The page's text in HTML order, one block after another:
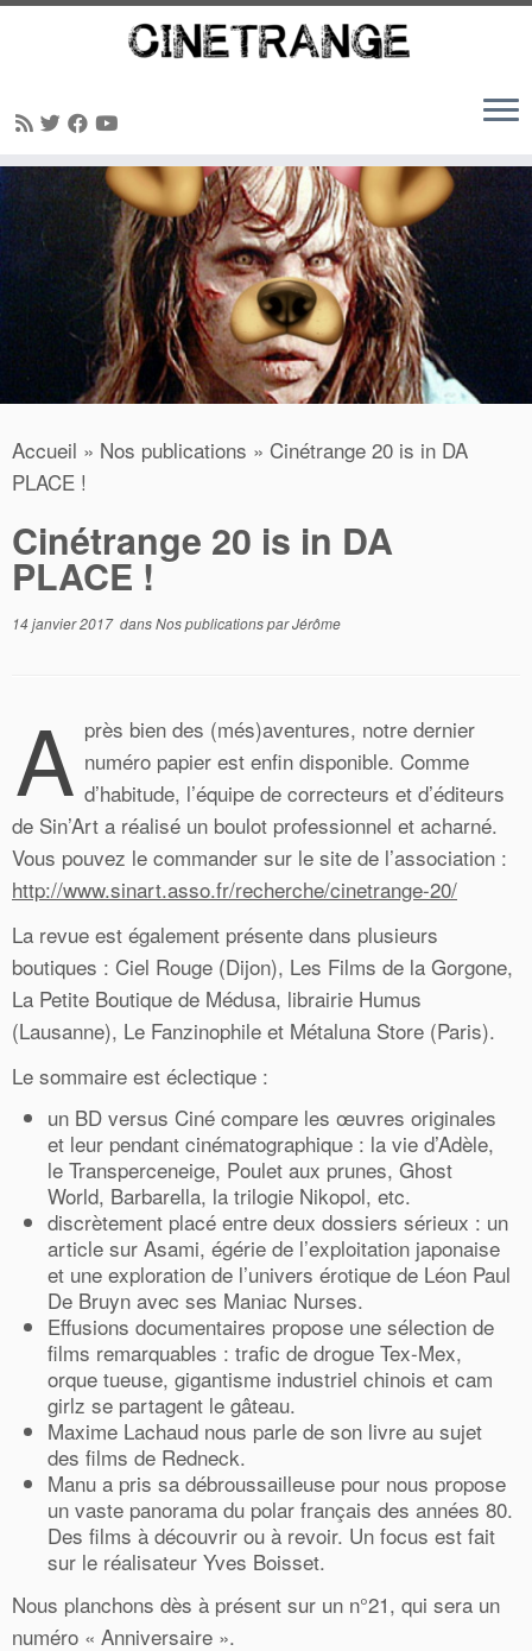
Passer
au
contenu
Accueil » Nos publications » Cinétrange 20 is in DA
PLACE !
Cinétrange 20 is in DA
PLACE !
14 janvier 2017dansNos publicationsparJérôme
A près bien des (més)aventures, notre dernier
numéro papier est enfin disponible. Comme
d’habitude, l’équipe de correcteurs et d’éditeurs
de Sin’Art a réalisé un boulot professionnel et acharné.
Vous pouvez le commander sur le site de l’association :
http://www.sinart.asso.fr/recherche/cinetrange-20/
La revue est également présente dans plusieurs
boutiques : Ciel Rouge (Dijon), Les Films de la Gorgone,
La Petite Boutique de Médusa, librairie Humus
(Lausanne), Le Fanzinophile et Métaluna Store (Paris).
Le sommaire est éclectique :
un BD versus Ciné compare les œuvres originales
et leur pendant cinématographique : la vie d’Adèle,
le Transperceneige, Poulet aux prunes, Ghost
World, Barbarella, la trilogie Nikopol, etc.
discrètement placé entre deux dossiers sérieux : un
article sur Asami, égérie de l’exploitation japonaise
et une exploration de l’univers érotique de Léon Paul
De Bruyn avec ses Maniac Nurses.
Effusions documentaires propose une sélection de
films remarquables : trafic de drogue Tex-Mex,
orque tueuse, gigantisme industriel chinois et cam
girlz se partagent le gâteau.
Maxime Lachaud nous parle de son livre au sujet
des films de Redneck.
Manu a pris sa débroussailleuse pour nous propose
un vaste panorama du polar français des années 80.
Des films à découvrir ou à revoir. Un focus est fait
sur le réalisateur Yves Boisset.
Nous planchons dès à présent sur un n°21, qui sera un
numéro « Anniversaire ».